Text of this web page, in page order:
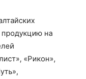
продукцию на
«Рикон»,